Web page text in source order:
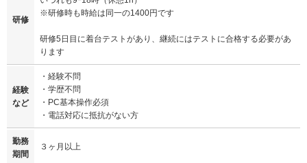
研修
※研修時も時給は同一の1400円です
研修5日目に着台テストがあり、継続にはテストに合格する必要があ
ります
経験
など
・経験不問
・学歴不問
・PC基本操作必須
・電話対応に抵抗がない方
勤務
期間
３ヶ月以上